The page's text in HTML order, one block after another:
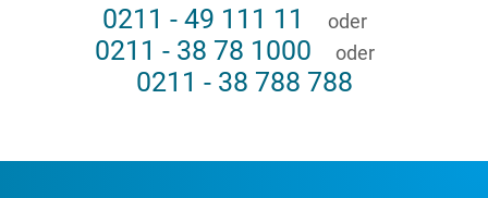
0211 - 49 111 11 oder
0211 - 38 78 1000 oder
0211 - 38 788 788